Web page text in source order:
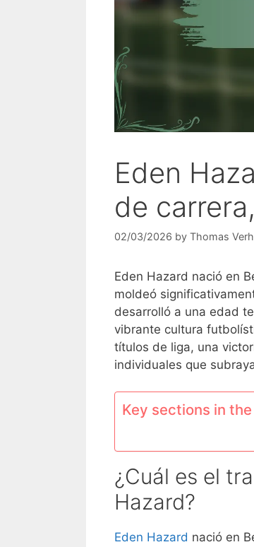
Eden
de
02/03/2026 by Thomas
Eden Hazard nació en
moldeó
desarrolló a una edad
vibrante cultura
títulos de liga, una
individuales que
Key sections in
¿Cuál es el
Hazard?
Eden Hazard nació en